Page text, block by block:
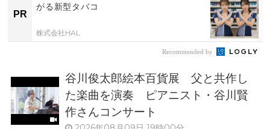
PR
がる新型タバコ
株式会社HAL
Recommended by
谷川俊太郎絵本百貨展 父と共作し
た楽曲を演奏 ピアニスト・谷川賢
作さんコンサート